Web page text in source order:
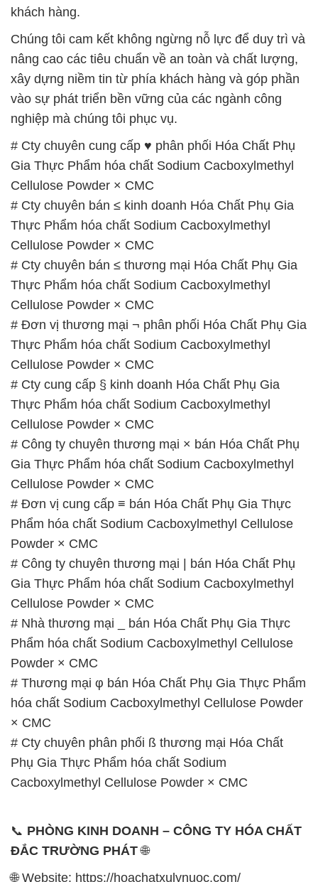
khách hàng.
Chúng tôi cam kết không ngừng nỗ lực để duy trì và
nâng cao các tiêu chuẩn về an toàn và chất lượng,
xây dựng niềm tin từ phía khách hàng và góp phần
vào sự phát triển bền vững của các ngành công
nghiệp mà chúng tôi phục vụ.
# Cty chuyên cung cấp ♥ phân phối Hóa Chất Phụ
Gia Thực Phẩm hóa chất Sodium Cacboxylmethyl
Cellulose Powder × CMC
# Cty chuyên bán ≤ kinh doanh Hóa Chất Phụ Gia
Thực Phẩm hóa chất Sodium Cacboxylmethyl
Cellulose Powder × CMC
# Cty chuyên bán ≤ thương mại Hóa Chất Phụ Gia
Thực Phẩm hóa chất Sodium Cacboxylmethyl
Cellulose Powder × CMC
# Đơn vị thương mại ¬ phân phối Hóa Chất Phụ Gia
Thực Phẩm hóa chất Sodium Cacboxylmethyl
Cellulose Powder × CMC
# Cty cung cấp § kinh doanh Hóa Chất Phụ Gia
Thực Phẩm hóa chất Sodium Cacboxylmethyl
Cellulose Powder × CMC
# Công ty chuyên thương mại × bán Hóa Chất Phụ
Gia Thực Phẩm hóa chất Sodium Cacboxylmethyl
Cellulose Powder × CMC
# Đơn vị cung cấp ≡ bán Hóa Chất Phụ Gia Thực
Phẩm hóa chất Sodium Cacboxylmethyl Cellulose
Powder × CMC
# Công ty chuyên thương mại | bán Hóa Chất Phụ
Gia Thực Phẩm hóa chất Sodium Cacboxylmethyl
Cellulose Powder × CMC
# Nhà thương mại _ bán Hóa Chất Phụ Gia Thực
Phẩm hóa chất Sodium Cacboxylmethyl Cellulose
Powder × CMC
# Thương mại φ bán Hóa Chất Phụ Gia Thực Phẩm
hóa chất Sodium Cacboxylmethyl Cellulose Powder
× CMC
# Cty chuyên phân phối ß thương mại Hóa Chất
Phụ Gia Thực Phẩm hóa chất Sodium
Cacboxylmethyl Cellulose Powder × CMC
📞 PHÒNG KINH DOANH – CÔNG TY HÓA CHẤT
ĐẮC TRƯỜNG PHÁT🌐
🌐 Website: https://hoachatxulynuoc.com/